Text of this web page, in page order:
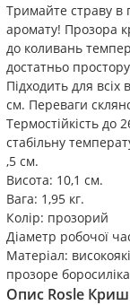
Тримайте страву в
аромату! Прозора
до коливань
достатньо
Підходить для всіх
см. Переваги
Термостійкість до
стабільну
,5 см.
Висота: 10,1 см.
Вага: 1,95 кг.
Колір: прозорий
Діаметр робочої
Матеріал:
прозоре
Опис Rosle